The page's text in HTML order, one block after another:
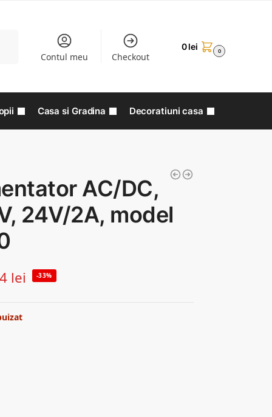
Contul meu Checkout
0lei 0
Casa si Gradina Decoratiuni casa
AC/DC,
24V/2A, model
lei -33%